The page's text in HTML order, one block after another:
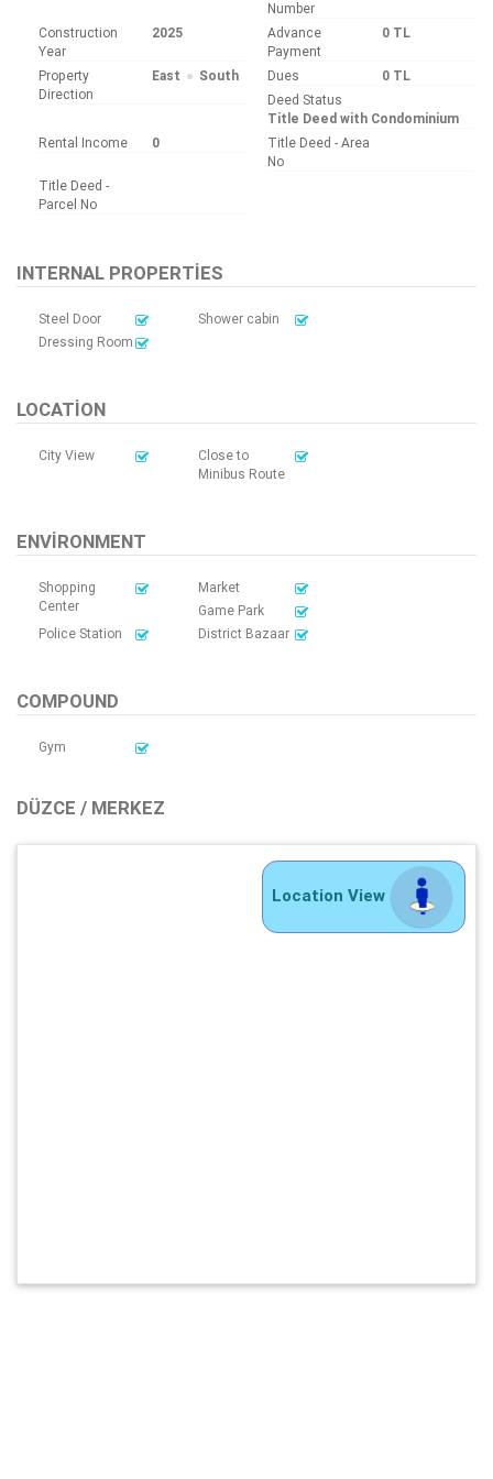
Number
Construction
Year
2025
Advance
Payment
0 TL
Property
Direction
East South Dues
0 TL
Deed Status
Title Deed with Condominium
Rental Income
0
Title Deed - Area
No
Title Deed -
Parcel No
INTERNAL PROPERTIES
Steel Door
Shower cabin
Dressing Room
LOCATION
City View
Close to
Minibus Route
ENVIRONMENT
Shopping
Center
Market
Game Park
Police Station
District Bazaar
COMPOUND
Gym
DÜZCE / MERKEZ
Location View